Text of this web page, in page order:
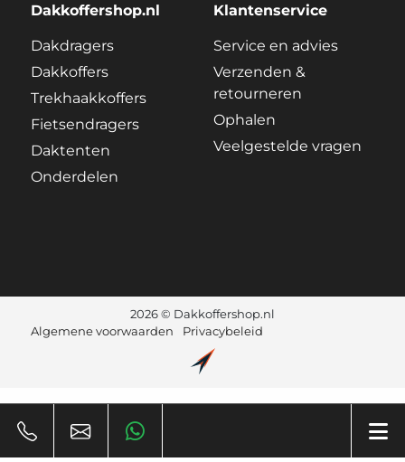
Dakkoffershop.nl
Dakdragers
Dakkoffers
Trekhaakkoffers
Fietsendragers
Daktenten
Onderdelen
Klantenservice
Service en advies
Verzenden &
retourneren
Ophalen
Veelgestelde vragen
2026 © Dakkoffershop.nl
Algemene voorwaarden
Privacybeleid